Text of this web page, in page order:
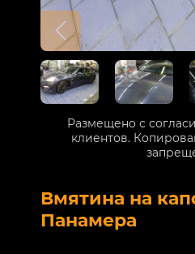
Вмятина на
Панамера
Размещено с
клиентов.